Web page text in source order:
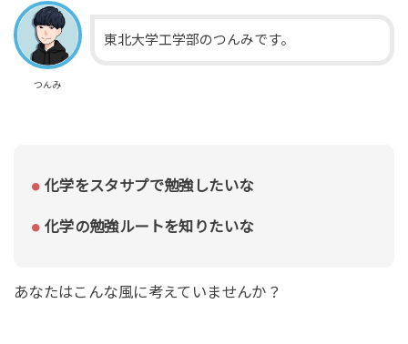
つんみ
東北大学工学部のつんみです。
化学をスタサプで勉強したいな
化学の勉強ルートを知りたいな
あなたはこんな風に考えていませんか？